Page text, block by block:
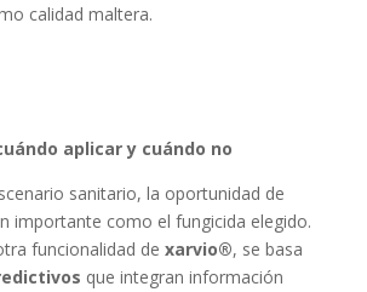
calidad maltera.
aplicar y cuándo no
sanitario, la oportunidad de
importante como el fungicida elegido.
funcionalidad de xarvio®, se basa
que integran información